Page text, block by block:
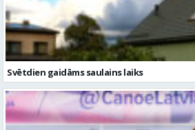
Svētdien gaidāms saulains laiks